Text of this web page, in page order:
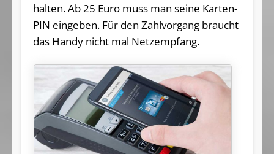
halten. Ab 25 Euro muss man seine Karten-
PIN eingeben. Für den Zahlvorgang braucht
das Handy nicht mal Netzempfang.